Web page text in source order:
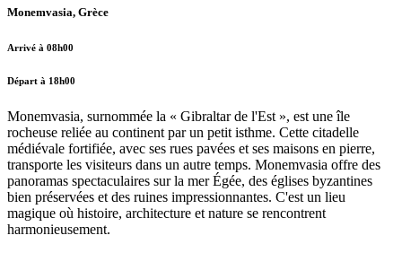
Monemvasia, Grèce
Arrivé à 08h00
Départ à 18h00
Monemvasia, surnommée la « Gibraltar de l'Est », est une île
rocheuse reliée au continent par un petit isthme. Cette citadelle
médiévale fortifiée, avec ses rues pavées et ses maisons en pierre,
transporte les visiteurs dans un autre temps. Monemvasia offre des
panoramas spectaculaires sur la mer Égée, des églises byzantines
bien préservées et des ruines impressionnantes. C'est un lieu
magique où histoire, architecture et nature se rencontrent
harmonieusement.